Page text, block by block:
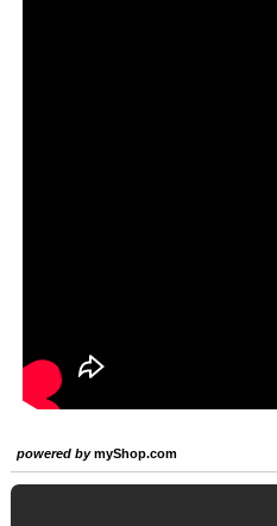
powered bymyShop.com